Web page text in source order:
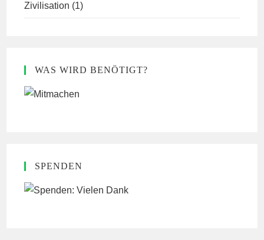
Zivilisation (1)
WAS WIRD BENÖTIGT?
SPENDEN